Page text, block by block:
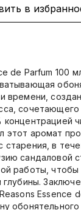
в
de Parfum 100
времени,
сочетающего
этот аромат
в
сандаловой
работы, чтобы
Essence
обонятельного